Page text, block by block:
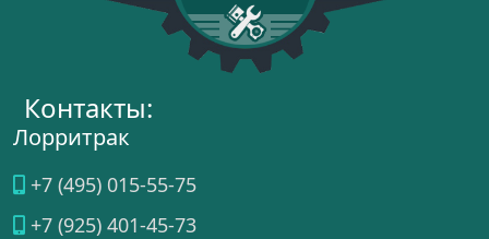
Контакты:
Лорритрак
+7 (495) 015-55-75
+7 (925) 401-45-73